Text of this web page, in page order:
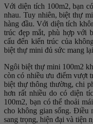
Với diện tích 100m2, bạn
nhau. Tuy nhiên, biệt thự
hàng đầu. Với diện tích
trúc đẹp mắt, phù hợp với
cấu đến kiến ​​trúc của
biệt thự mini đủ sức mang
Ngôi biệt thự mini 100m2
còn có nhiều ưu điểm vượt
biệt thự thông thường, chi
hơn rất nhiều do có diện
100m2, bạn có thể thoải mái
cho không gian sống. Điều
sang trọng, hiện đại và tiện